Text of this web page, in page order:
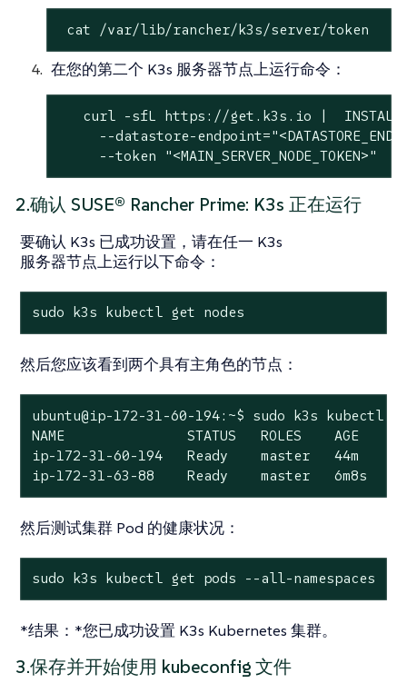
cat /var/lib/rancher/k3s/server/token
在您的第二个 K3s 服务器节点上运行命令：
curl -sfL https://get.k3s.io |
--datastore-
     --token "<MAIN_SERVER_NODE_TOKEN>"
2.确认 SUSE® Rancher Prime: K3s 正在运行
要确认 K3s 已成功设置，请在任一 K3s
服务器节点上运行以下命令：
sudo k3s kubectl get nodes
然后您应该看到两个具有主角色的节点：
ubuntu@ip-172-31-60-194:~$ sudo k3s kubectl
NAME               STATUS   ROLES    AGE
ip-172-31-60-194   Ready    master   44m
ip-172-31-63-88    Ready    master   6m8s
然后测试集群 Pod 的健康状况：
sudo k3s kubectl get pods --all-namespaces
*结果：*您已成功设置 K3s Kubernetes 集群。
3.保存并开始使用 kubeconfig 文件